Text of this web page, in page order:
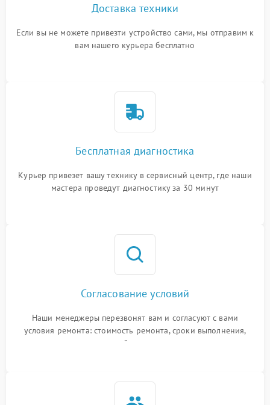
Доставка техники
Если вы не можете привезти устройство сами, мы отправим к
вам нашего курьера бесплатно
Бесплатная диагностика
Курьер привезет вашу технику в сервисный центр, где наши
мастера проведут диагностику за 30 минут
Согласование условий
Наши менеджеры перезвонят вам и согласуют с вами
условия ремонта: стоимость ремонта, сроки выполнения,
гарантийные условия